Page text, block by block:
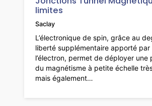
limites
Saclay
L’électronique de spin, grâce au
liberté supplémentaire apporté par
l’électron, permet de déployer une
du magnétisme à petite échelle
mais également…